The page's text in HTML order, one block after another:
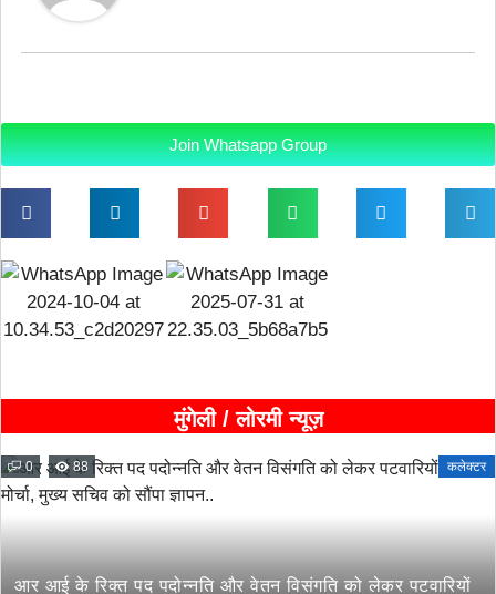
Join Whatsapp Group
मुंगेली / लोरमी न्यूज़
0 88 कलेक्टर
आर आई के रिक्त पद पदोन्नति और वेतन विसंगति को लेकर पटवारियों